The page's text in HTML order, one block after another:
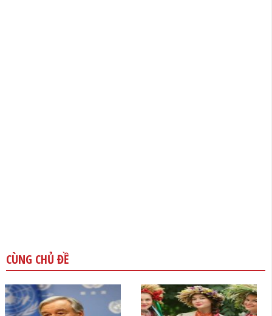
CÙNG CHỦ ĐỀ